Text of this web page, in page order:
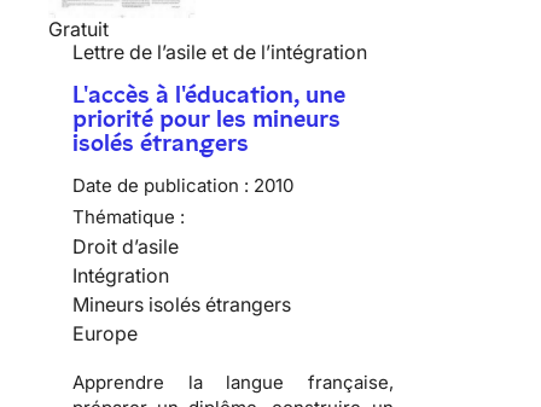
Gratuit
Lettre de l’asile et de l’intégration
L'accès à l'éducation, une
priorité pour les mineurs
isolés étrangers
Date de publication : 2010
Thématique :
Droit d’asile
Intégration
Mineurs isolés étrangers
Europe
Apprendre la langue française,